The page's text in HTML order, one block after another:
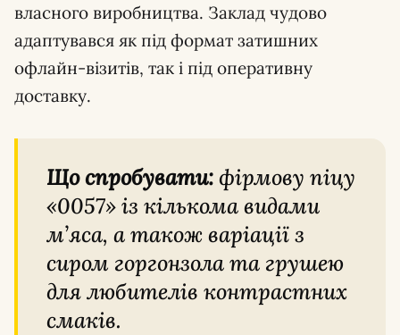
власного виробництва. Заклад чудово
адаптувався як під формат затишних
офлайн-візитів, так і під оперативну
доставку.
Що спробувати:фірмову піцу
«0057» із кількома видами
м’яса, а також варіації з
сиром горгонзола та грушею
для любителів контрастних
смаків.